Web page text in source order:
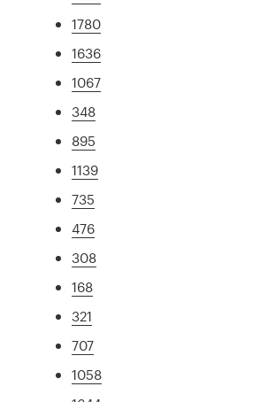
1780
1636
1067
348
895
1139
735
476
308
168
321
707
1058